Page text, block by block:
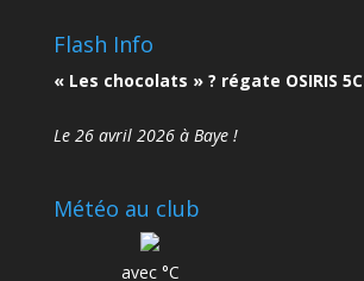
Flash Info
« Les chocolats » ? régate OSIRIS 5C
Le 26 avril 2026 à Baye !
Météo au club
avec °C